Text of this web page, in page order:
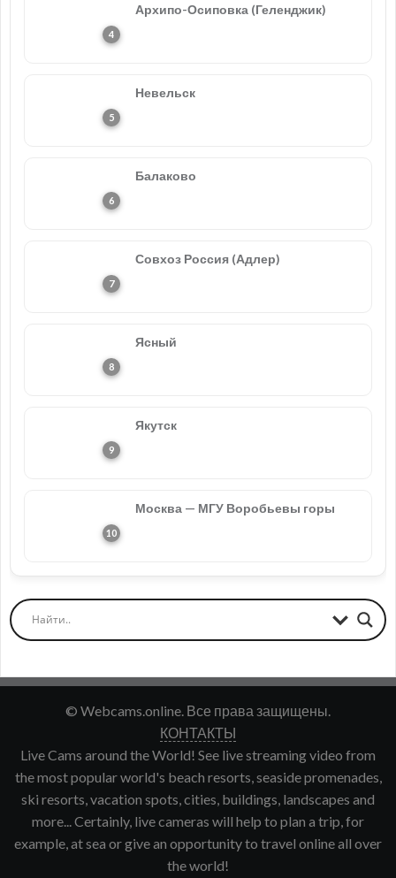
Архипо-Осиповка (Геленджик)
Невельск
Балаково
Совхоз Россия (Адлер)
Ясный
Якутск
Москва — МГУ Воробьевы горы
© Webcams.online. Все права защищены.
КОНТАКТЫ
Live Cams around the World! See live streaming video from
the most popular world's beach resorts, seaside promenades,
ski resorts, vacation spots, cities, buildings, landscapes and
more... Certainly, live cameras will help to plan a trip, for
example, at sea or give an opportunity to travel online all over
the world!